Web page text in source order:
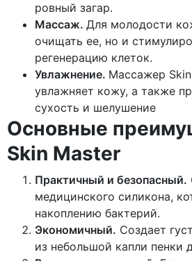
ровный загар.
Массаж. Для молодости
очищать ее, но и
регенерацию клеток.
Увлажнение. Массажер
увлажняет кожу, а также
сухость и шелушение
Основные
Skin Master
Практичный и безопасный.
медицинского силикона,
накоплению бактерий.
Экономичный. Создает
из небольшой капли пенки